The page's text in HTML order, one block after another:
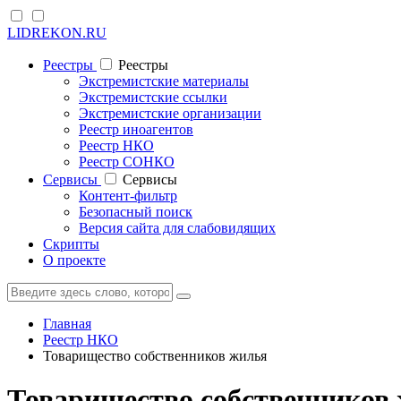
LIDREKON.RU
Реестры
Реестры
Экстремистские материалы
Экстремистские ссылки
Экстремистские организации
Реестр иноагентов
Реестр НКО
Реестр СОНКО
Cервисы
Cервисы
Контент-фильтр
Безопасный поиск
Версия сайта для слабовидящих
Скрипты
О проекте
Главная
Реестр НКО
Товарищество собственников жилья